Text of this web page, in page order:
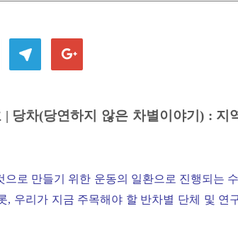
| 당차(당연하지 않은 차별이야기) : 지
으로 만들기 위한 운동의 일환으로 진행되는
, 우리가 지금 주목해야 할 반차별 단체 및 연